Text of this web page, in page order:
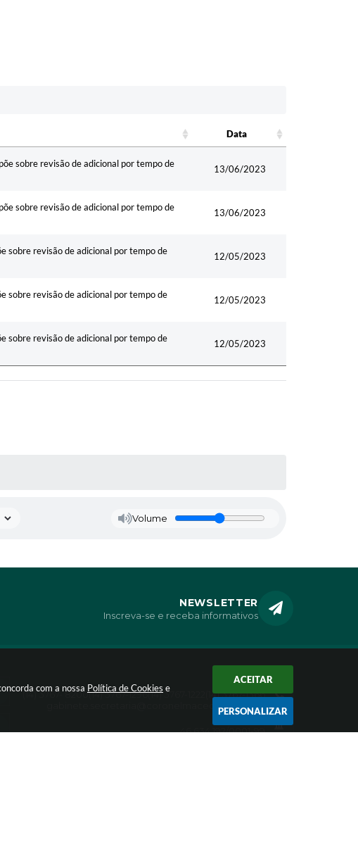
com a nossa Política de Cookies e
ACEITAR
PERSONALIZAR
Data
sobre revisão de adicional por tempo de
13/06/2023
sobre revisão de adicional por tempo de
13/06/2023
sobre revisão de adicional por tempo de
12/05/2023
sobre revisão de adicional por tempo de
12/05/2023
sobre revisão de adicional por tempo de
12/05/2023
Volume
NEWSLETTER
Inscreva-se e receba informativos
CONTATO
(14) 3767- 8200(14) 3767-1296(14) 3767-1222
(14) 3767-1366
gabinete.secretaria@coronelmacedo.sp.gov.br
46.634.192/0001-99